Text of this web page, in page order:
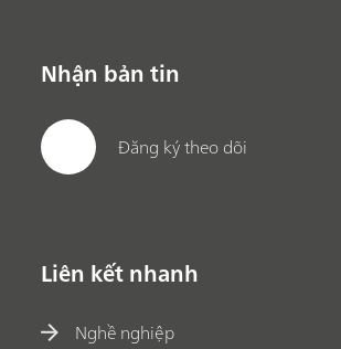
Nhận bản tin
Đăng ký theo dõi
Liên kết nhanh
Nghề nghiệp